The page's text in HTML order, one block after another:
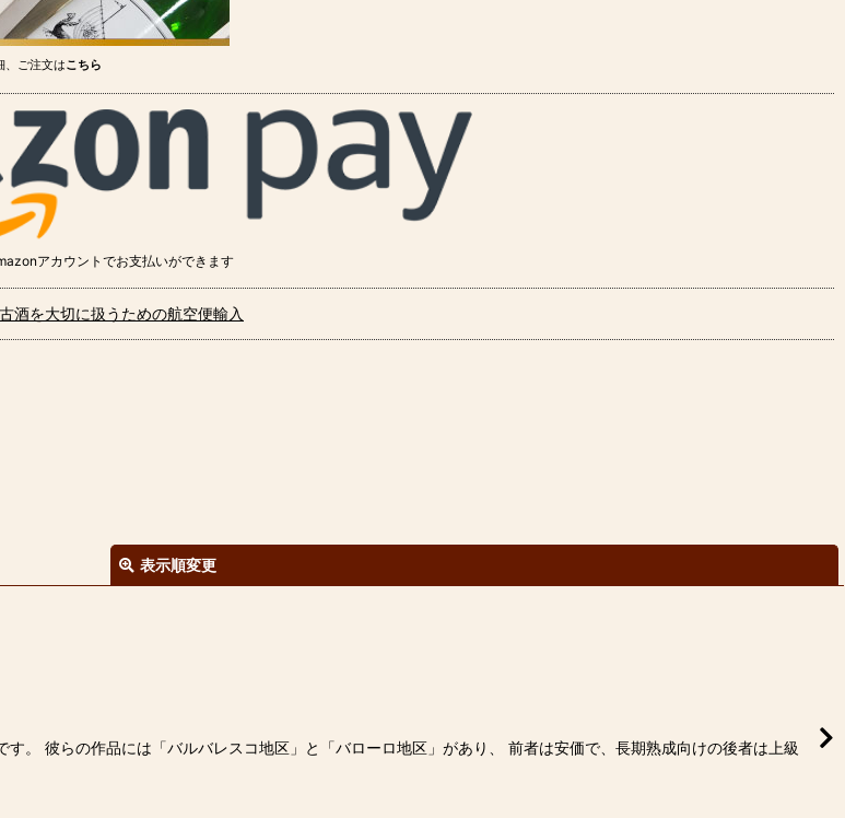
、ご注文はこちら
アカウントでお支払いができます
古酒を大切に扱うための航空便輸入
表示順変更
絞り込む
。 彼らの作品には「バルバレスコ地区」と「バローロ地区」があり、 前者は安価で、長期熟成向けの後者は上級